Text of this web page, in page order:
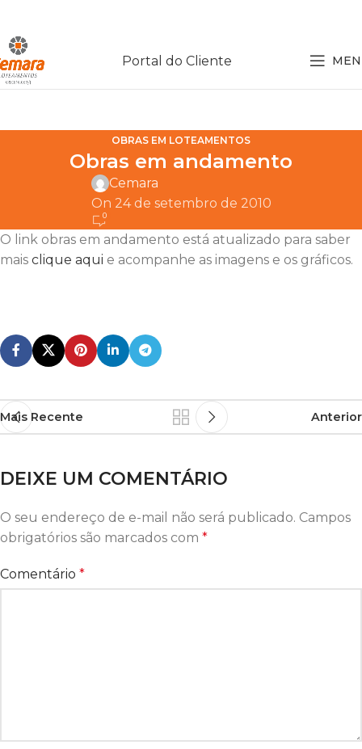
Portal do Cliente
OBRAS EM LOTEAMENTOS
Obras em andamento
Cemara
On 24 de setembro de 2010
0
O link obras em andamento está atualizado para saber
mais clique aqui e acompanhe as imagens e os gráficos.
Mais Recente Anterior
DEIXE UM COMENTÁRIO
O seu endereço de e-mail não será publicado. Campos
obrigatórios são marcados com *
Comentário *